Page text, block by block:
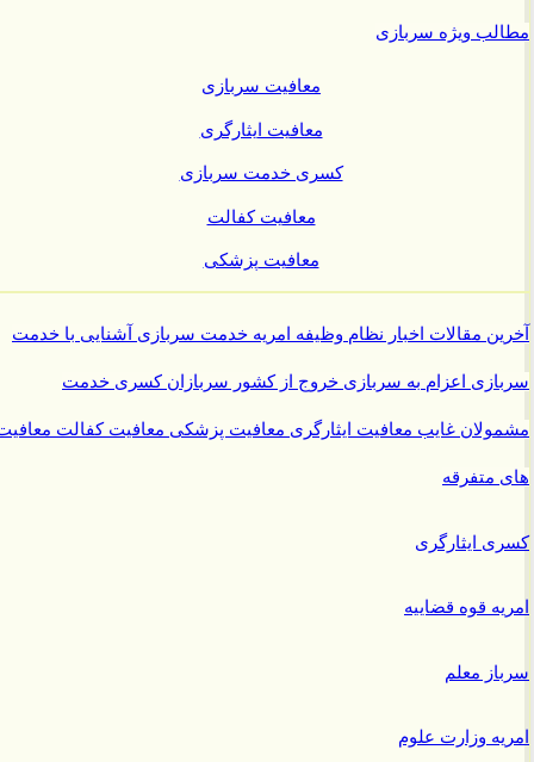
ویژه سربازی
معافیت سربازی
معافیت ایثارگری
کسری خدمت سربازی
معافیت کفالت
معافیت پزشکی
مقالاتاخبار نظام وظیفهامریهخدمت سربازیآشنایی با خدمت
اعزام به سربازیخروج از کشور سربازانکسری خدمت
غایبمعافیت ایثارگریمعافیت پزشکیمعافیت کفالتمعافیت
متفرقه
ایثارگری
قوه قضاییه
معلم
وزارت علوم